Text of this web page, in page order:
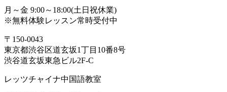
月～金 9:00～18:00(土日祝休業)
※無料体験レッスン常時受付中
〒150-0043
東京都渋谷区道玄坂1丁目10番8号
渋谷道玄坂東急ビル2F-C
レッツチャイナ中国語教室